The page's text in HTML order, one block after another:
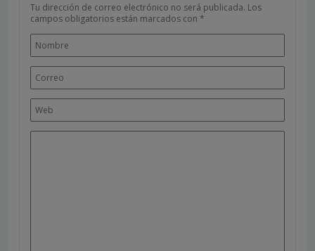
Tu dirección de correo electrónico no será publicada. Los
campos obligatorios están marcados con *